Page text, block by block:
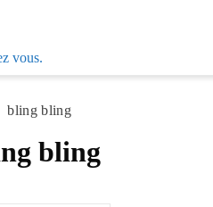
vous.
bling bling
bling